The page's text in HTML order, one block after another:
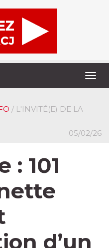
/ L'INVITÉ(E) DE LA
05/02/26
: 101
d’un